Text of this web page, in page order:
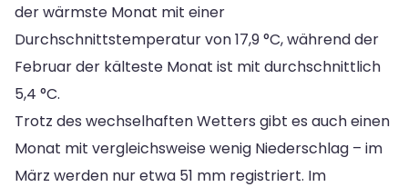
der wärmste Monat mit einer
Durchschnittstemperatur von 17,9 °C, während der
Februar der kälteste Monat ist mit durchschnittlich
5,4 °C.
Trotz des wechselhaften Wetters gibt es auch einen
Monat mit vergleichsweise wenig Niederschlag – im
März werden nur etwa 51 mm registriert. Im